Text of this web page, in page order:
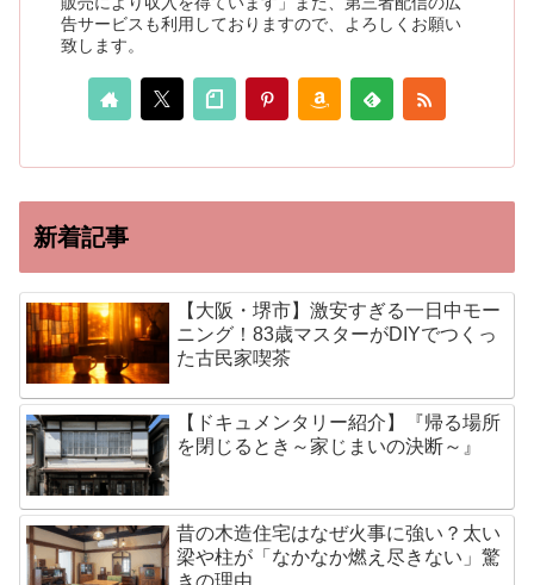
告サービスも利用しておりますので、よろしくお願い
致します。
新着記事
【大阪・堺市】激安すぎる一日中モー
ニング！83歳マスターがDIYでつくっ
た古民家喫茶
【ドキュメンタリー紹介】『帰る場所
を閉じるとき～家じまいの決断～』
昔の木造住宅はなぜ火事に強い？太い
梁や柱が「なかなか燃え尽きない」驚